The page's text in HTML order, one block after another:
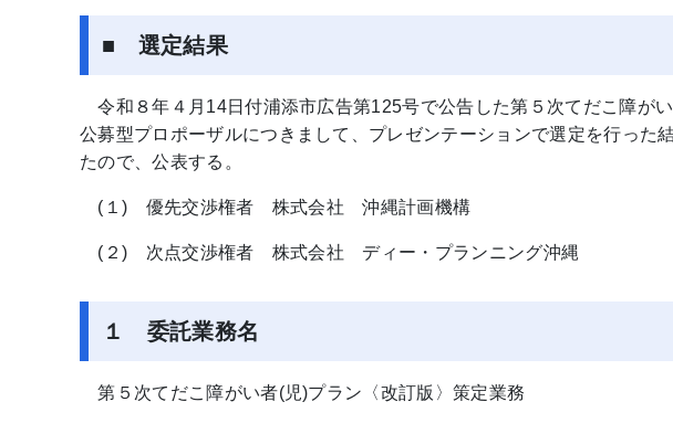
■ 選定結果
令和８年４月14日付浦添市広告第125号で公告した第５次てだこ障が
公募型プロポーザルにつきまして、プレゼンテーションで選定を行った
たので、公表する。
(１) 優先交渉権者 株式会社 沖縄計画機構
(２) 次点交渉権者 株式会社 ディー・プランニング沖縄
１ 委託業務名
第５次てだこ障がい者(児)プラン〈改訂版〉策定業務